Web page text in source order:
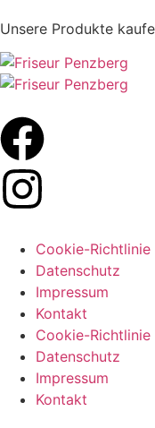
Unsere Produkte
Cookie-Richtlinie
Datenschutz
Impressum
Kontakt
Cookie-Richtlinie
Datenschutz
Impressum
Kontakt